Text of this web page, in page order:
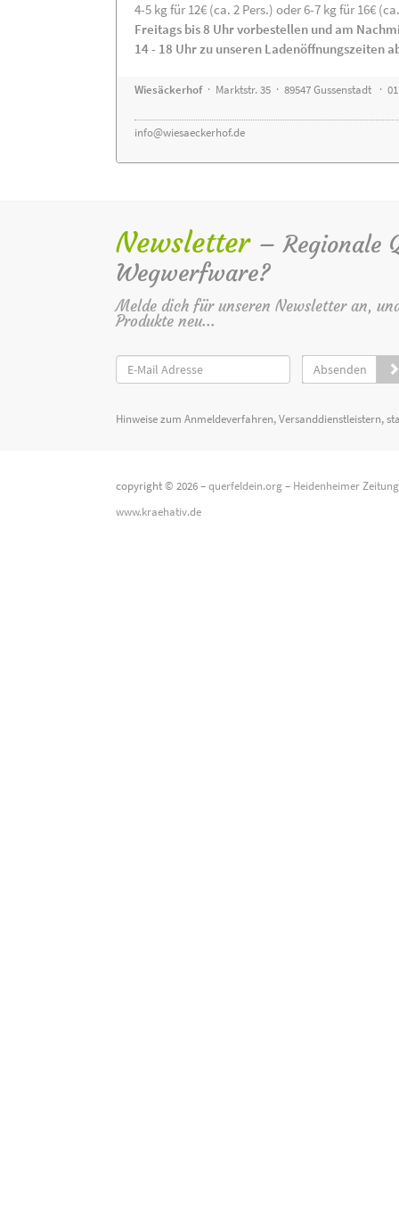
4-5 kg für 12€ (ca. 2 Pers.) oder 6-7 kg für 16€
Freitags bis 8 Uhr vorbestellen und am
14 - 18 Uhr zu unseren Ladenöffnungszeiten
Wiesäckerhof· Marktstr. 35 · 89547 Gussenstadt ·
info@wiesaeckerhof.de
Newsletter – Regionale
Wegwerfware?
Melde dich für unseren Newsletter an,
Produkte neu...
Absenden
Hinweise zum Anmeldeverfahren, Versanddienstleistern,
copyright © 2026 –querfeldein.org– Heidenheimer
www.kraehativ.de